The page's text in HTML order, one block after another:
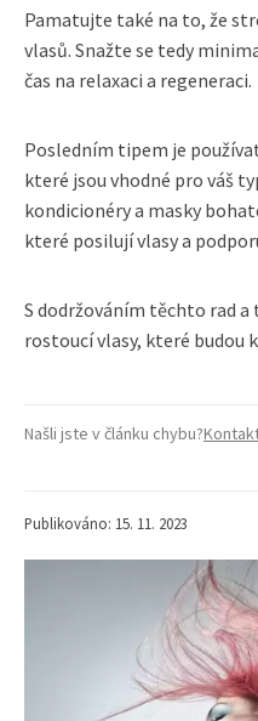
Pamatujte také na to, že
vlasů. Snažte se tedy
čas na relaxaci a regeneraci.
Posledním tipem je
které jsou vhodné pro váš
kondicionéry a masky
které posilují vlasy a
S dodržováním těchto rad
rostoucí vlasy, které budou
Našli jste v článku chybu?
Publikováno: 15. 11. 2023